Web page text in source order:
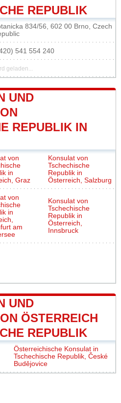
REPUBLIK
834/56, 602 00 Brno, Czech
541 554 240
geladen...
UND
REPUBLIK IN
von
in
Graz
Konsulat von
Tschechische
Republik in
Österreich, Salzburg
von
in
am
Konsulat von
Tschechische
Republik in
Österreich,
Innsbruck
UND
ÖSTERREICH
REPUBLIK
Österreichische Konsulat in
Tschechische Republik, České
Budějovice